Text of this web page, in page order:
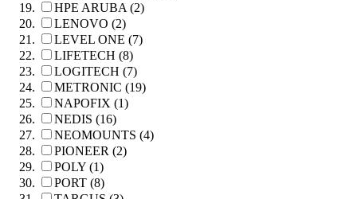
HPE ARUBA (2)
LENOVO (2)
LEVEL ONE (7)
LIFETECH (8)
LOGITECH (7)
METRONIC (19)
NAPOFIX (1)
NEDIS (16)
NEOMOUNTS (4)
PIONEER (2)
POLY (1)
PORT (8)